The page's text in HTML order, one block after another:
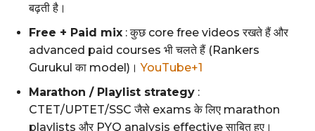
बढ़ती है।
Free + Paid mix : कुछ core free videos रखते हैं और
advanced paid courses भी चलते हैं (Rankers
Gurukul का model)। YouTube+1
Marathon / Playlist strategy :
CTET/UPTET/SSC जैसे exams के लिए marathon
playlists और PYQ analysis effective साबित हुए।